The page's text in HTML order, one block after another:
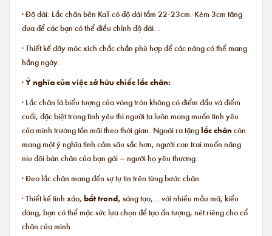
· Độ dài: Lắc chân bên KaT có độ dài tầm 22-23cm. Kèm 3cm tăng
đưa để các bạn có thể điều chỉnh độ dài. .
· Thiết kế dây móc xích chắc chắn phù hợp để các nàng có thể mang
hằng ngày.
·Ý nghĩa của việc sở hữu chiếc lắc chân:
· Lắc chân là biểu tượng của vòng tròn không có điểm đầu và điểm
cuối, đặc biệt trong tình yêu thì người ta luôn mong muốn tình yêu
của mình trường tồn mãi theo thời gian. Ngoài ra tặnglắc châncòn
mang một ý nghĩa tình cảm sâu sắc hơn, người con trai muốn nâng
niu đôi bàn chân của bạn gái – người họ yêu thương.
· Đeo lắc chân mang đến sự tự tin trên từng bước chân
· Thiết kế tinh xảo, bắt trend, sáng tạo,… với nhiều mẫu mã, kiểu
dáng, bạn có thể mặc sức lựa chọn để tạo ấn tượng, nét riêng cho cổ
chân của mình